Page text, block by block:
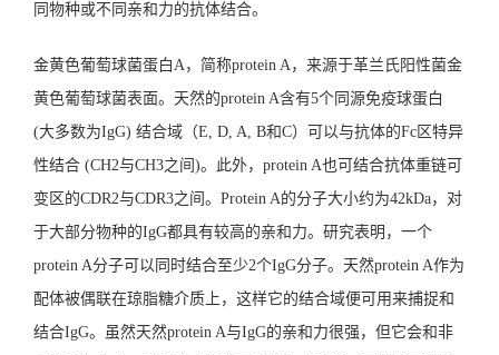
同物种或不同亲和力的抗体结合。
金黄色葡萄球菌蛋白A，简称protein A，来源于革兰氏阳性菌金
黄色葡萄球菌表面。天然的protein A含有5个同源免疫球蛋白
(大多数为IgG) 结合域（E, D, A, B和C）可以与抗体的Fc区特异
性结合 (CH2与CH3之间)。此外，protein A也可结合抗体重链可
变区的CDR2与CDR3之间。Protein A的分子大小约为42kDa，对
于大部分物种的IgG都具有较高的亲和力。研究表明，一个
protein A分子可以同时结合至少2个IgG分子。天然protein A作为
配体被偶联在琼脂糖介质上，这样它的结合域便可用来捕捉和
结合IgG。虽然天然protein A与IgG的亲和力很强，但它会和非